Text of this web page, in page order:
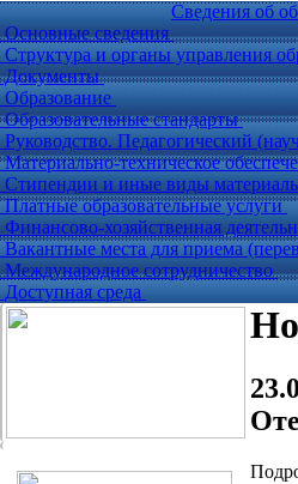
Сведения об
Основные сведения
Структура и органы управления
Документы
Образование
Образовательные стандарты
Руководство. Педагогический
Материально-техническое
Стипендии и иные виды
Платные образовательные услуги
Финансово-хозяйственная
Вакантные места для приема
Международное сотрудничество
Доступная среда